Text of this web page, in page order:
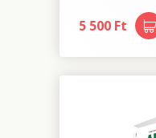
5 500 Ft